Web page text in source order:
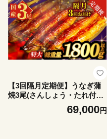
【3回隔月定期便】うなぎ蒲
焼3尾(さんしょう・たれ付き)
総重量1800g以上 鰻 魚 魚介
加工品 国産_T026-0146-K
69,000円